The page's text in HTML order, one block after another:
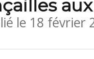
le 18 février